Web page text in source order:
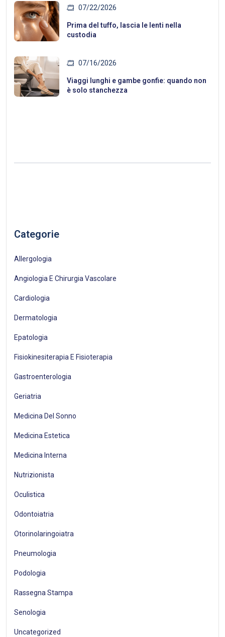
07/22/2026
Prima del tuffo, lascia le lenti nella
custodia
07/16/2026
Viaggi lunghi e gambe gonfie: quando non
è solo stanchezza
Categorie
Allergologia
Angiologia E Chirurgia Vascolare
Cardiologia
Dermatologia
Epatologia
Fisiokinesiterapia E Fisioterapia
Gastroenterologia
Geriatria
Medicina Del Sonno
Medicina Estetica
Medicina Interna
Nutrizionista
Oculistica
Odontoiatria
Otorinolaringoiatra
Pneumologia
Podologia
Rassegna Stampa
Senologia
Uncategorized